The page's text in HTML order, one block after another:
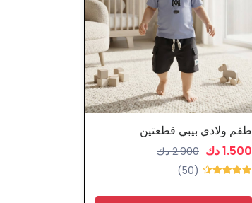
طقم ولادي بيبي قطعتين
1.500 دك
2.900 دك
(50)